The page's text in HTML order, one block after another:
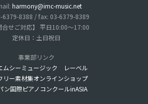
harmony@imc-music.net
6379-8388 / fax: 03-6379-8389
合せご対応】 平日10:00～17:00
定休日：土日祝日
事業部リンク
ムシーミュージック レーベル
リー素材集オンラインショップ
ン国際ピアノコンクールinASIA